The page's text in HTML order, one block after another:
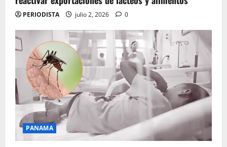
PERIODISTA julio 2, 2026 0
PANAMA